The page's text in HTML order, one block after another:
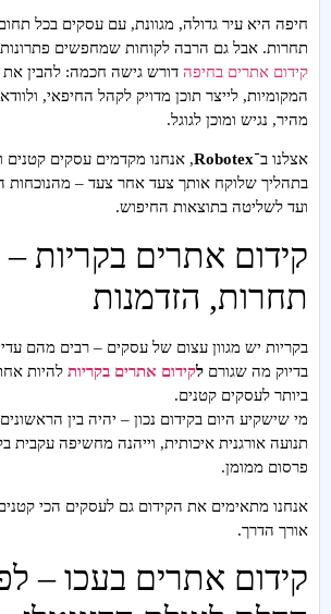
חיפה היא עיר גדולה, מגוונת, עם עסקים בכל
תחרות. אבל גם הרבה לקוחות שמחפשים פתרונות
קידום אתרים בחיפה דורש גישה חכמה: להבין
המקומיות, לייצר תוכן מדויק לקהל החיפאי,
מהיר, נגיש ומוכן לגוגל.
אצלנו ב־Robotex, אנחנו מקדמים עסקים קטנים
בתהליך שלוקח אותך צעד אחר צעד – מהנוכחות
ועד לשליטה בתוצאות החיפוש.
קידום אתרים בקריות
תחרות, הזדמנות
בקריות יש מגוון עצום של עסקים – רבים מהם
בדיוק מה שגורם לקידום אתרים בקריות להיות
ביותר לעסקים קטנים.
מי שישקיע היום בקידום נכון – יהיה בין הראשונים
תנועה אורגנית איכותית, וייהנה מחשיפה עקבית
פרסום ממומן.
אנחנו מתאימים את הקידום גם לעסקים הכי
אורך הדרך.
קידום אתרים בעכו –